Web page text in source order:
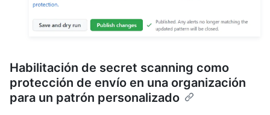
Habilitación de secret scanning como
protección de envío en una organización
para un patrón personalizado